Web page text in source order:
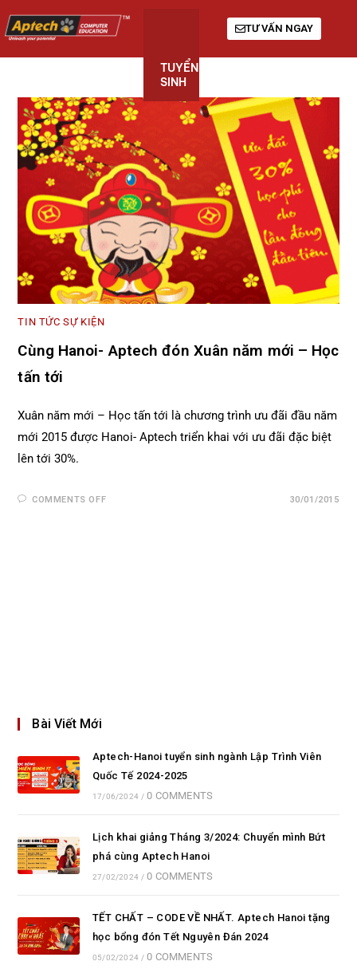
TUYỂN
SINH
TƯ VẤN NGAY
TIN TỨC SỰ KIỆN
Cùng Hanoi- Aptech đón Xuân năm mới – Học
tấn tới
Xuân năm mới – Học tấn tới là chương trình ưu đãi đầu năm
mới 2015 được Hanoi- Aptech triển khai với ưu đãi đặc biệt
lên tới 30%.
COMMENTS OFF 30/01/2015
Bài Viết Mới
Aptech-Hanoi tuyển sinh ngành Lập Trình Viên
Quốc Tế 2024-2025
17/06/2024 / 0 COMMENTS
Lịch khai giảng Tháng 3/2024: Chuyển mình Bứt
phá cùng Aptech Hanoi
27/02/2024 / 0 COMMENTS
TẾT CHẤT – CODE VỀ NHẤT. Aptech Hanoi tặng
học bổng đón Tết Nguyên Đán 2024
05/02/2024 / 0 COMMENTS